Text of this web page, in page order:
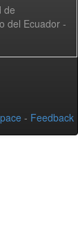
de
del Ecuador -
- Feedback